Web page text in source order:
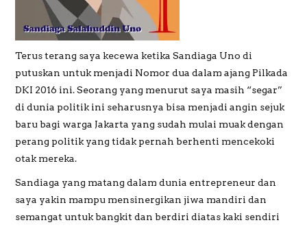
PREWEDDING
Terus terang saya kecewa ketika Sandiaga Uno di
putuskan untuk menjadi Nomor dua dalam ajang Pilkada
DKI 2016 ini. Seorang yang menurut saya masih “segar”
di dunia politik ini seharusnya bisa menjadi angin sejuk
baru bagi warga Jakarta yang sudah mulai muak dengan
perang politik yang tidak pernah berhenti mencekoki
otak mereka.
Sandiaga yang matang dalam dunia entrepreneur dan
saya yakin mampu mensinergikan jiwa mandiri dan
semangat untuk bangkit dan berdiri diatas kaki sendiri